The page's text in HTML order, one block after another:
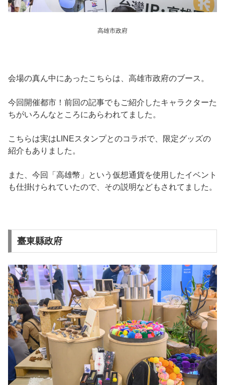
高雄市政府
会場の真ん中にあったこちらは、高雄市政府のブース。
今回開催都市！前回の記事でもご紹介したキャラクターた
ちがいろんなところにあらわれてました。
こちらは実はLINEスタンプとのコラボで、限定グッズの
紹介もありました。
また、今回「高雄幣」という仮想通貨を使用したイベント
も仕掛けられていたので、その説明などもされてました。
臺東縣政府